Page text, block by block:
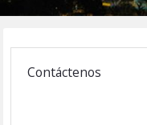
Contáctenos